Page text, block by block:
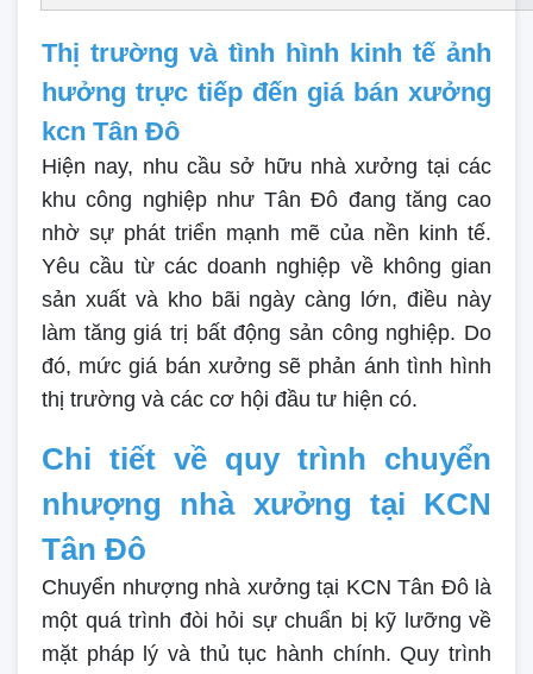
Thị trường và tình hình kinh tế ảnh
hưởng trực tiếp đến giá bán xưởng
kcn Tân Đô
Hiện nay, nhu cầu sở hữu nhà xưởng tại các
khu công nghiệp như Tân Đô đang tăng cao
nhờ sự phát triển mạnh mẽ của nền kinh tế.
Yêu cầu từ các doanh nghiệp về không gian
sản xuất và kho bãi ngày càng lớn, điều này
làm tăng giá trị bất động sản công nghiệp. Do
đó, mức giá bán xưởng sẽ phản ánh tình hình
thị trường và các cơ hội đầu tư hiện có.
Chi tiết về quy trình chuyển
nhượng nhà xưởng tại KCN
Tân Đô
Chuyển nhượng nhà xưởng tại KCN Tân Đô là
một quá trình đòi hỏi sự chuẩn bị kỹ lưỡng về
mặt pháp lý và thủ tục hành chính. Quy trình